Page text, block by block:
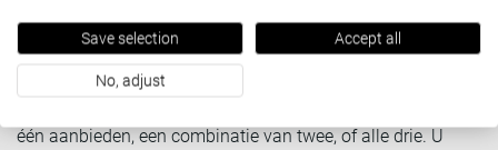
er speelgoed gekocht worden, games, parfum, tablets, maar
ook toegangstickets voor attractieparken of bioscopen.
één aanbieden, een combinatie van twee, of alle drie. U
Save selection Accept all
No, adjust